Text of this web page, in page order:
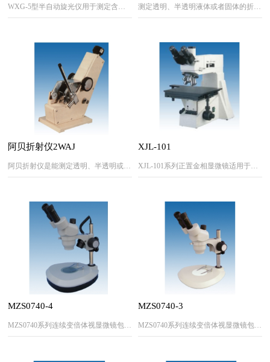
测定透明、半透明液体或者固体的折射率和浓度，通过精密广电测量的办法，并结合微处理技术，可直接将测量数据显示在液晶显示器上。它是石油工业、油脂、食品工业、日用化学、制糖工业和地址勘察等有关企业、科研、教学等部门不可缺少的常用仪器之一。
阿贝折射仪2WAJ XJL-101
XJL-101系列正置金相显微镜适用于对不透明物体的进行显微观察。配置大移动范围的机械式载物台、落射照明器、内置偏光观察装置
MZS0740-4
MZS0740系列连续变倍体视显微镜包括MZS0740 (45°双目倾斜)，MZS0740T（60°双目倾斜）两大类。
MZS0740-3
MZS0740系列连续变倍体视显微镜包括MZS0740 (45°双目倾斜)，MZS0740T（60°双目倾斜）两大类。采用独特高清晰度光学系统，广泛用于微电子、精密加工和其它科技工业领域。